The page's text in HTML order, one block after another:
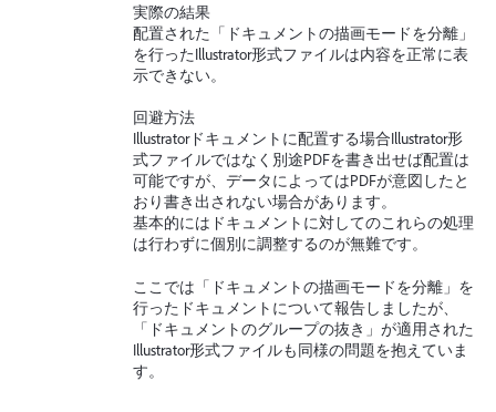
実際の結果
配置された「ドキュメントの描画モードを分離」
を行ったIllustrator形式ファイルは内容を正常に表
示できない。
回避方法
Illustratorドキュメントに配置する場合Illustrator形
式ファイルではなく別途PDFを書き出せば配置は
可能ですが、データによってはPDFが意図したと
おり書き出されない場合があります。
基本的にはドキュメントに対してのこれらの処理
は行わずに個別に調整するのが無難です。
ここでは「ドキュメントの描画モードを分離」を
行ったドキュメントについて報告しましたが、
「ドキュメントのグループの抜き」が適用された
Illustrator形式ファイルも同様の問題を抱えていま
す。